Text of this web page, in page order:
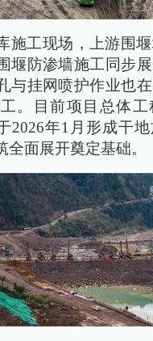
施工现场，上游围
堰防渗墙施工同步
与挂网喷护作业也
。目前项目总体工
2026年1月形成干地
全面展开奠定基础。